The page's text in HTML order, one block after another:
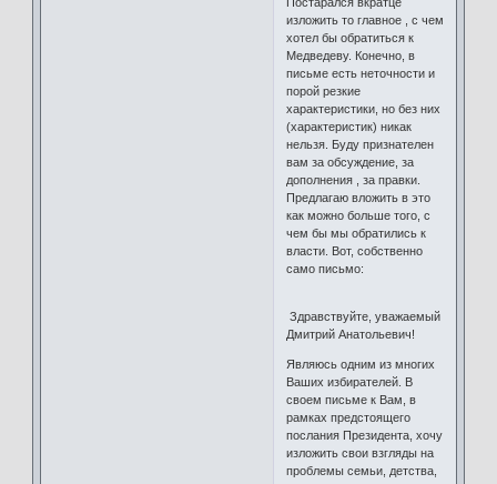
изложить то главное , с чем
хотел бы обратиться к
Медведеву. Конечно, в
письме есть неточности и
порой резкие
характеристики, но без них
(характеристик) никак
нельзя. Буду признателен
вам за обсуждение, за
дополнения , за правки.
Предлагаю вложить в это
как можно больше того, с
чем бы мы обратились к
власти. Вот, собственно
само письмо:
Здравствуйте, уважаемый
Дмитрий Анатольевич!
Являюсь одним из многих
Ваших избирателей. В
своем письме к Вам, в
рамках предстоящего
послания Президента, хочу
изложить свои взгляды на
проблемы семьи, детства,